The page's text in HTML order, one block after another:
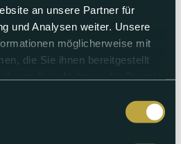
an unsere Partner für
und Analysen weiter. Unsere
möglicherweise mit
die Sie ihnen bereitgestellt
Folgen der Trockenheit | Kanton
Sommerlager in Allschwil zur
erstmals Gehege | EHC-
im Porträt | Preiserhöhung: A-